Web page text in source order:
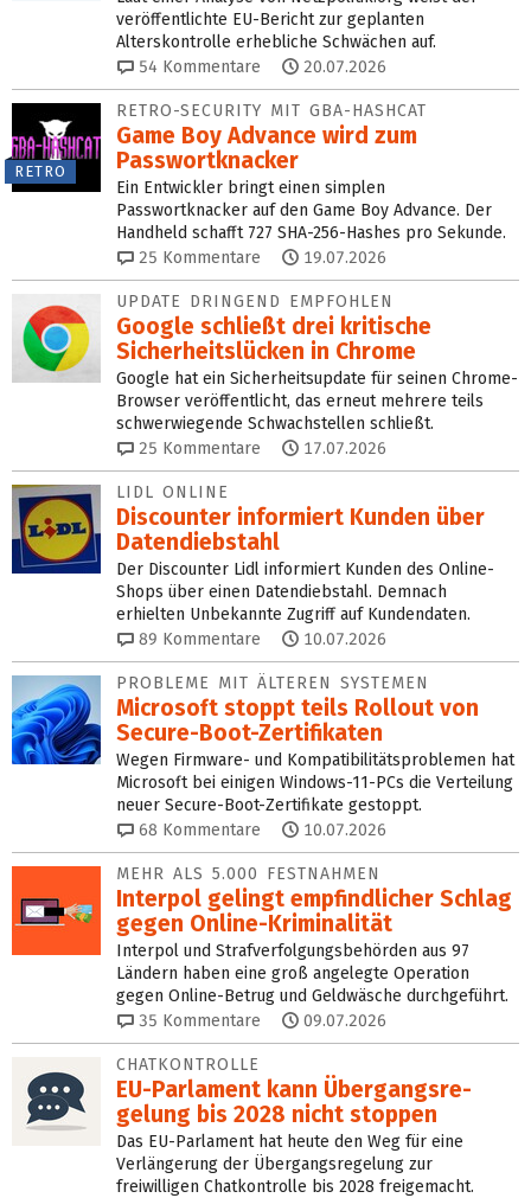
veröffentlichte EU-Bericht zur geplanten
Alterskontrolle erhebliche Schwächen auf.
54 Kommentare 20.07.2026
RETRO
RETRO-SECURITY MIT GBA-HASHCAT
Game Boy Advance wird zum
Passwortknacker
Ein Entwickler bringt einen simplen
Passwortknacker auf den Game Boy Advance. Der
Handheld schafft 727 SHA-256-Hashes pro Sekunde.
25 Kommentare 19.07.2026
UPDATE DRINGEND EMPFOHLEN
Google schließt drei kritische
Sicherheitslücken in Chrome
Google hat ein Sicherheitsupdate für seinen Chrome-
Browser veröffentlicht, das erneut mehrere teils
schwerwiegende Schwachstellen schließt.
25 Kommentare 17.07.2026
LIDL ONLINE
Discounter informiert Kunden über
Datendiebstahl
Der Discounter Lidl informiert Kunden des Online-
Shops über einen Datendiebstahl. Demnach
erhielten Unbekannte Zugriff auf Kundendaten.
89 Kommentare 10.07.2026
PROBLEME MIT ÄLTEREN SYSTEMEN
Microsoft stoppt teils Rollout von
Secure-Boot-Zertifikaten
Wegen Firmware- und Kompatibilitätsproblemen hat
Microsoft bei einigen Windows-11-PCs die Verteilung
neuer Secure-Boot-Zertifikate gestoppt.
68 Kommentare 10.07.2026
MEHR ALS 5.000 FESTNAHMEN
Interpol gelingt em­pfind­licher Schlag
ge­gen Online-Krimina­li­tät
Interpol und Strafverfolgungsbehörden aus 97
Ländern haben eine groß angelegte Operation
gegen Online-Betrug und Geldwäsche durchgeführt.
35 Kommentare 09.07.2026
CHATKONTROLLE
EU-Parlament kann Über­gangs­re­
gelung bis 2028 nicht stoppen
Das EU-Parlament hat heute den Weg für eine
Verlängerung der Übergangsregelung zur
freiwilligen Chatkontrolle bis 2028 freigemacht.